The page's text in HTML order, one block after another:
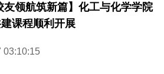
友领航筑新篇】化工与化学学院
课程顺利开展
03:10:15